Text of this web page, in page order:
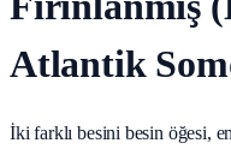
Atlantik
İki farklı besini besin öğesi,